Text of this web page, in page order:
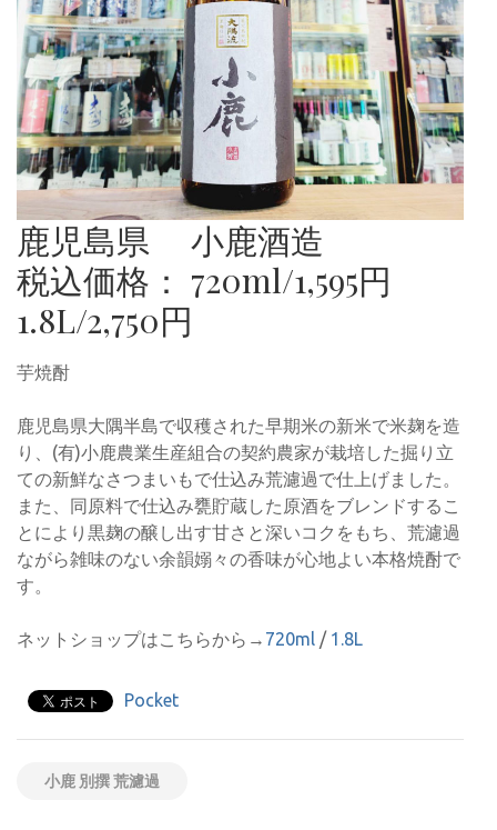
鹿児島県 小鹿酒造
税込価格： 720ml/1,595円
1.8L/2,750円
芋焼酎
鹿児島県大隅半島で収穫された早期米の新米で米麹を造
り、(有)小鹿農業生産組合の契約農家が栽培した掘り立
ての新鮮なさつまいもで仕込み荒濾過で仕上げました。
また、同原料で仕込み甕貯蔵した原酒をブレンドするこ
とにより黒麹の醸し出す甘さと深いコクをもち、荒濾過
ながら雑味のない余韻嫋々の香味が心地よい本格焼酎で
す。
ネットショップはこちらから→ 720ml / 1.8L
Pocket
小鹿 別撰 荒濾過